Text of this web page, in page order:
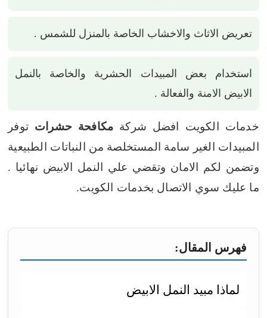
تعريض الاثاث والاخشاب الخاصة بالمنزل للشمس .
استخدام بعض المبيدات الحشرية والخاصة بالنمل
الابيض الامنة والفعالة .
خدمات الكويت افضل شركة مكافحة حشرات توفر
المبيدات الغير سامة المستخلصة من النباتات الطبيعية
وتضمن لكم الامان وتقضي علي النمل الابيض نهائيا .
ما عليك سوي الاتصال بخدمات الكويت.
فهرس المقال:
لماذا مبيد النمل الابيض